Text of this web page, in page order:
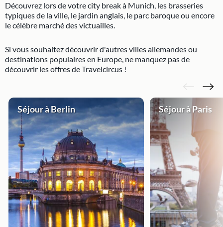
Découvrez lors de votre city break à Munich, les brasseries
typiques de la ville, le jardin anglais, le parc baroque ou encore
le célèbre marché des victuailles.
Si vous souhaitez découvrir d'autres villes allemandes ou
destinations populaires en Europe, ne manquez pas de
découvrir les offres de Travelcircus !
Séjour à Berlin Séjour à Paris